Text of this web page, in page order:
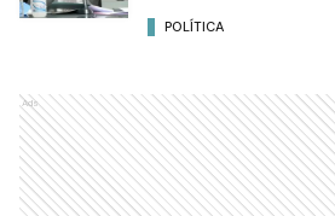
POLÍTICA
Ads